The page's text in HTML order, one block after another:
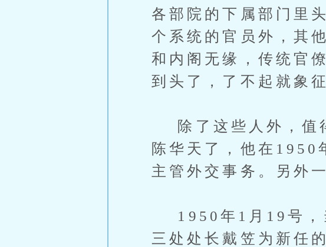
各部院的下属部门里
个系统的官员外，其
和内阁无缘，传统官
到头了，了不起就象
除了这些人外，值
陈华天了，他在1950
主管外交事务。另外
1950年1月19号，
三处处长戴笠为新任